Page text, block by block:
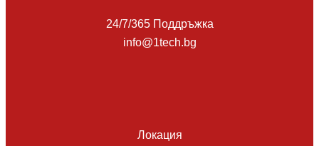
24/7/365 Поддръжка
info@1tech.bg
Локация